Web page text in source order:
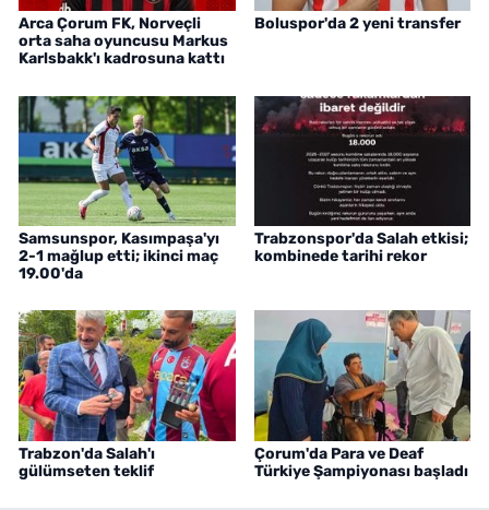
Arca Çorum FK, Norveçli
orta saha oyuncusu Markus
Karlsbakk'ı kadrosuna kattı
Boluspor'da 2 yeni transfer
Samsunspor, Kasımpaşa'yı
2-1 mağlup etti; ikinci maç
19.00'da
Trabzonspor'da Salah etkisi;
kombinede tarihi rekor
Trabzon'da Salah'ı
gülümseten teklif
Çorum'da Para ve Deaf
Türkiye Şampiyonası başladı